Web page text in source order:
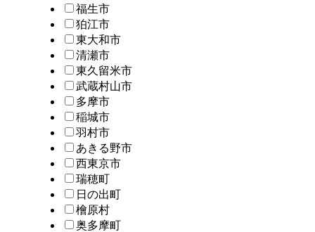
福生市
狛江市
東大和市
清瀬市
東久留米市
武蔵村山市
多摩市
稲城市
羽村市
あきる野市
西東京市
瑞穂町
日の出町
檜原村
奥多摩町